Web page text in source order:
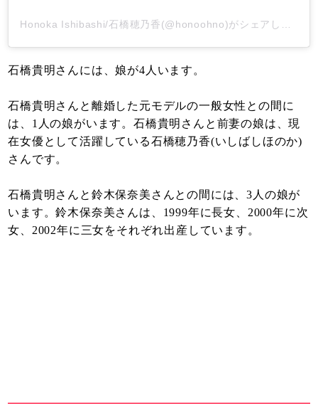
石橋貴明さんには、娘が4人います。
石橋貴明さんと離婚した元モデルの一般女性との間に
は、1人の娘がいます。石橋貴明さんと前妻の娘は、現
在女優として活躍している石橋穂乃香(いしばしほのか)
さんです。
石橋貴明さんと鈴木保奈美さんとの間には、3人の娘が
います。鈴木保奈美さんは、1999年に長女、2000年に次
女、2002年に三女をそれぞれ出産しています。